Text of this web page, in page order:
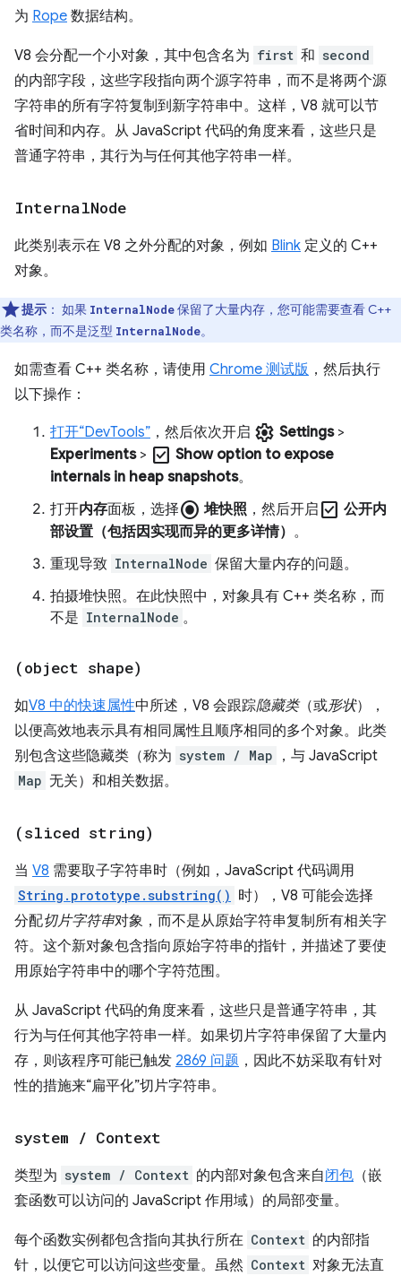
为 Rope 数据结构。
V8 会分配一个小对象，其中包含名为 first 和 second
的内部字段，这些字段指向两个源字符串，而不是将两个源
字符串的所有字符复制到新字符串中。这样，V8 就可以节
省时间和内存。从 JavaScript 代码的角度来看，这些只是
普通字符串，其行为与任何其他字符串一样。
InternalNode
此类别表示在 V8 之外分配的对象，例如 Blink 定义的 C++
对象。
提示 ： 如果 InternalNode保留了大量内存，您可能需要查看 C++
类名称，而不是泛型 InternalNode。
如需查看 C++ 类名称，请使用 Chrome 测试版 ，然后执行
以下操作：
打开“DevTools” ，然后依次开启 settings Settings>
Experiments> check_box Show option to expose
internals in heap snapshots。
打开内存面板，选择radio_button_checked 堆快照 ，然后开启 check_box 公开内
部设置（包括因实现而异的更多详情） 。
重现导致 InternalNode 保留大量内存的问题。
拍摄堆快照。在此快照中，对象具有 C++ 类名称，而
不是 InternalNode 。
(object shape)
如V8 中的快速属性中所述，V8 会跟踪隐藏类（或形状），
以便高效地表示具有相同属性且顺序相同的多个对象。此类
别包含这些隐藏类（称为 system / Map ，与 JavaScript
Map 无关）和相关数据。
(sliced string)
当 V8 需要取子字符串时（例如，JavaScript 代码调用
String.prototype.substring() 时），V8 可能会选择
分配切片字符串对象，而不是从原始字符串复制所有相关字
符。这个新对象包含指向原始字符串的指针，并描述了要使
用原始字符串中的哪个字符范围。
从 JavaScript 代码的角度来看，这些只是普通字符串，其
行为与任何其他字符串一样。如果切片字符串保留了大量内
存，则该程序可能已触发 2869 问题 ，因此不妨采取有针对
性的措施来“扁平化”切片字符串。
system / Context
类型为 system / Context 的内部对象包含来自闭包 （嵌
套函数可以访问的 JavaScript 作用域）的局部变量。
每个函数实例都包含指向其执行所在 Context 的内部指
针，以便它可以访问这些变量。虽然 Context 对象无法直